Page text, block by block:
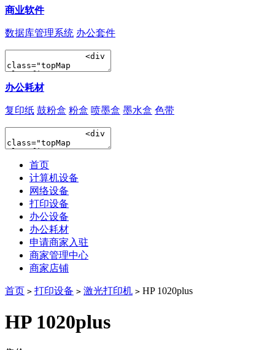
商业软件
数据库管理系统 办公套件
办公耗材
复印纸 鼓粉盒 粉盒 喷墨盒 墨水盒 色带
首页
计算机设备
网络设备
打印设备
办公设备
办公耗材
申请商家入驻
商家管理中心
商家店铺
首页 > 打印设备 > 激光打印机 > HP 1020plus
HP 1020plus